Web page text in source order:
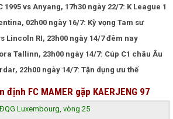
1995 vs Anyang, 17h30 ngày 22/7: K League 1
02h00 ngày 16/7: Kỳ vọng Tam sư
Lincoln RI, 23h00 ngày 14/7 đêm nay
Tallinn, 23h00 ngày 14/7: Cúp C1 châu Âu
22h00 ngày 14/7: Tận dụng ưu thế
định FC MAMER gặp KAERJENG 97
Luxembourg, vòng 25